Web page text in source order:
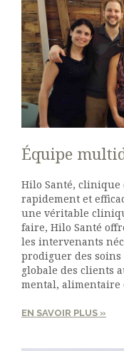
Équipe
Hilo Santé, clinique
rapidement et
une véritable
faire, Hilo Santé
les intervenants
prodiguer des
globale des clients
mental, alimentaire
EN SAVOIR PLUS »